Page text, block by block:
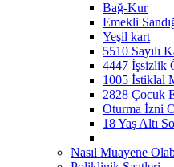
Bağ-Kur
Emekli
Yeşil kart
5510 Sayılı
4447 İşsizlik
1005 İstiklal
2828 Çocuk
Oturma İzni
18 Yaş Altı
Nasıl Muayene